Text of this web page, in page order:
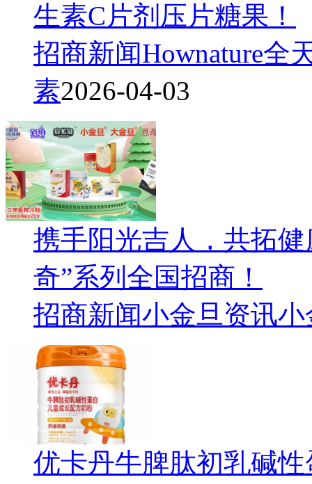
生素C片剂压片糖果！
招商新闻Hownature全
素2026-04-03
携手阳光吉人，共拓
奇”系列全国招商！
招商新闻小金旦资讯小
优卡丹牛脾肽初乳碱